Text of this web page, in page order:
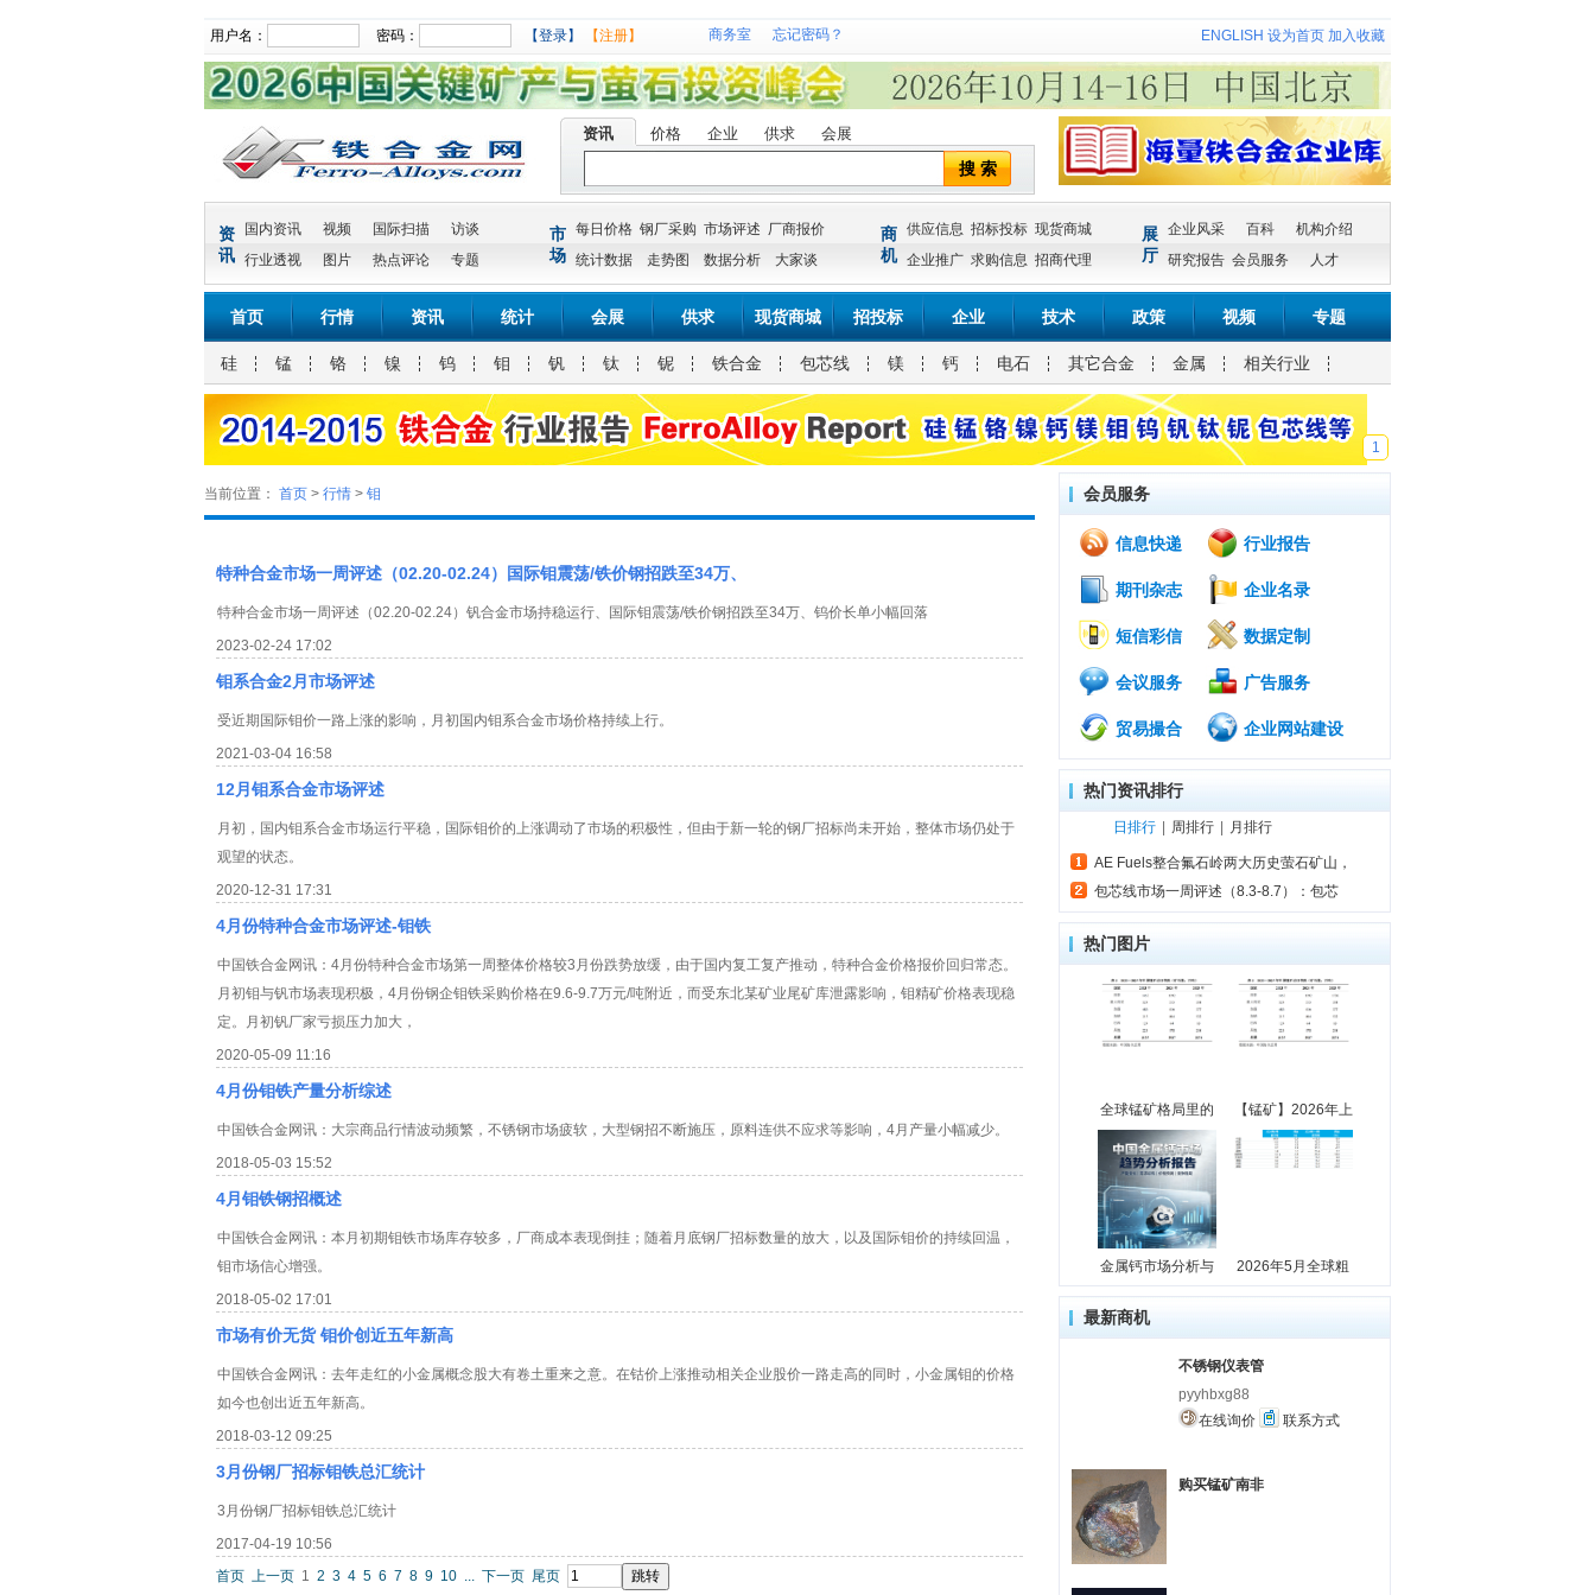
用户名： 密码： 【登录】 【注册】 商务室 忘记密码？ ENGLISH 设为首页 加入收藏
资讯 价格 企业 供求 会展
搜 索
资
讯
国内资讯 视频 国际扫描
访谈
行业透视
图片 热点评论 专题
市
场
每日价格 钢厂采购 市场评述 厂商报价
统计数据
走势图 数据分析 大家谈
商
机
供应信息 招标投标 现货商城
企业推广 求购信息 招商代理
展
厅
企业风采 百科
机构介绍
研究报告 会员服务 人才
首页 行情 资讯 统计 会展 供求 现货商城 招投标 企业 技术 政策 视频 专题
硅 锰 铬 镍 钨 钼 钒 钛 铌 铁合金 包芯线 镁 钙 电石 其它合金 金属 相关行业
1
当前位置： 首页 > 行情 > 钼
特种合金市场一周评述（02.20-02.24）国际钼震荡/铁价钢招跌至34万、
特种合金市场一周评述（02.20-02.24）钒合金市场持稳运行、国际钼震荡/铁价钢招跌至34万、钨价长单小幅回落
2023-02-24 17:02
钼系合金2月市场评述
受近期国际钼价一路上涨的影响，月初国内钼系合金市场价格持续上行。
2021-03-04 16:58
12月钼系合金市场评述
月初，国内钼系合金市场运行平稳，国际钼价的上涨调动了市场的积极性，但由于新一轮的钢厂招标尚未开始，整体市场仍处于
观望的状态。
2020-12-31 17:31
4月份特种合金市场评述-钼铁
中国铁合金网讯：4月份特种合金市场第一周整体价格较3月份跌势放缓，由于国内复工复产推动，特种合金价格报价回归常态。
月初钼与钒市场表现积极，4月份钢企钼铁采购价格在9.6-9.7万元/吨附近，而受东北某矿业尾矿库泄露影响，钼精矿价格表现稳
定。月初钒厂家亏损压力加大，
2020-05-09 11:16
4月份钼铁产量分析综述
中国铁合金网讯：大宗商品行情波动频繁，不锈钢市场疲软，大型钢招不断施压，原料连供不应求等影响，4月产量小幅减少。
2018-05-03 15:52
4月钼铁钢招概述
中国铁合金网讯：本月初期钼铁市场库存较多，厂商成本表现倒挂；随着月底钢厂招标数量的放大，以及国际钼价的持续回温，
钼市场信心增强。
2018-05-02 17:01
市场有价无货 钼价创近五年新高
中国铁合金网讯：去年走红的小金属概念股大有卷土重来之意。在钴价上涨推动相关企业股价一路走高的同时，小金属钼的价格
如今也创出近五年新高。
2018-03-12 09:25
3月份钢厂招标钼铁总汇统计
3月份钢厂招标钼铁总汇统计
2017-04-19 10:56
首页 上一页 1 2 3 4 5 6 7 8 9 10 ... 下一页 尾页
会员服务
信息快递 行业报告
期刊杂志 企业名录
短信彩信 数据定制
会议服务 广告服务
贸易撮合 企业网站建设
热门资讯排行
日排行 周排行 月排行
AE Fuels整合氟石岭两大历史萤石矿山，
包芯线市场一周评述（8.3-8.7）：包芯
热门图片
全球锰矿格局里的 【锰矿】2026年上
金属钙市场分析与 2026年5月全球粗
最新商机
不锈钢仪表管
pyyhbxg88
在线询价
联系方式
购买锰矿南非